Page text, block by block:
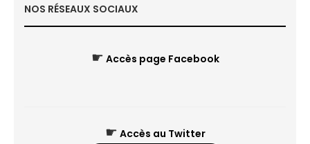
NOS RÉSEAUX SOCIAUX
☛ Accès page Facebook
☛ Accès au Twitter